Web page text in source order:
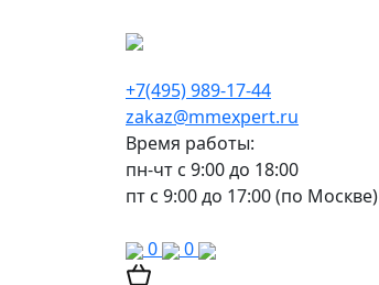
+7(495) 989-17-44
zakaz@mmexpert.ru
Время работы:
пн-чт с 9:00 до 18:00
пт с 9:00 до 17:00 (по Москве)
0 0